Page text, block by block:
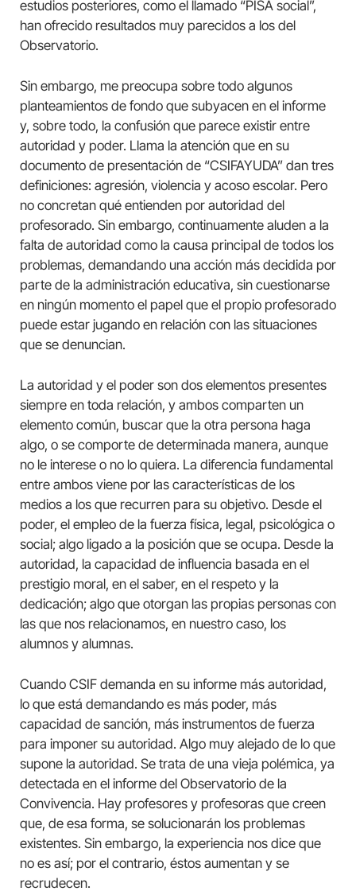
estudios posteriores, como el llamado “PISA social”,
han ofrecido resultados muy parecidos a los del
Observatorio.
Sin embargo, me preocupa sobre todo algunos
planteamientos de fondo que subyacen en el informe
y, sobre todo, la confusión que parece existir entre
autoridad y poder. Llama la atención que en su
documento de presentación de “CSIFAYUDA” dan tres
definiciones: agresión, violencia y acoso escolar. Pero
no concretan qué entienden por autoridad del
profesorado. Sin embargo, continuamente aluden a la
falta de autoridad como la causa principal de todos los
problemas, demandando una acción más decidida por
parte de la administración educativa, sin cuestionarse
en ningún momento el papel que el propio profesorado
puede estar jugando en relación con las situaciones
que se denuncian.
La autoridad y el poder son dos elementos presentes
siempre en toda relación, y ambos comparten un
elemento común, buscar que la otra persona haga
algo, o se comporte de determinada manera, aunque
no le interese o no lo quiera. La diferencia fundamental
entre ambos viene por las características de los
medios a los que recurren para su objetivo. Desde el
poder, el empleo de la fuerza física, legal, psicológica o
social; algo ligado a la posición que se ocupa. Desde la
autoridad, la capacidad de influencia basada en el
prestigio moral, en el saber, en el respeto y la
dedicación; algo que otorgan las propias personas con
las que nos relacionamos, en nuestro caso, los
alumnos y alumnas.
Cuando CSIF demanda en su informe más autoridad,
lo que está demandando es más poder, más
capacidad de sanción, más instrumentos de fuerza
para imponer su autoridad. Algo muy alejado de lo que
supone la autoridad. Se trata de una vieja polémica, ya
detectada en el informe del Observatorio de la
Convivencia. Hay profesores y profesoras que creen
que, de esa forma, se solucionarán los problemas
existentes. Sin embargo, la experiencia nos dice que
no es así; por el contrario, éstos aumentan y se
recrudecen.